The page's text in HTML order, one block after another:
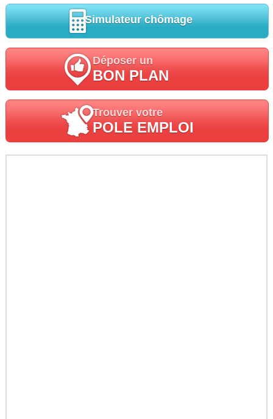
Simulateur chômage
Déposer un
BON PLAN
Trouver votre
POLE EMPLOI